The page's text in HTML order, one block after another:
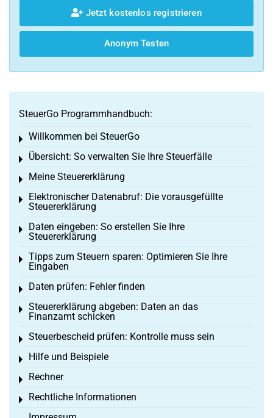
Jetzt kostenlos registrieren
Anonym Testen
SteuerGo Programmhandbuch:
Willkommen bei SteuerGo
Toggle menu
Übersicht: So verwalten Sie Ihre Steuerfälle
Toggle menu
Meine Steuererklärung
Toggle menu
Elektronischer Datenabruf: Die vorausgefüllte
Steuererklärung
Toggle menu
Daten eingeben: So erstellen Sie Ihre
Steuererklärung
Toggle menu
Tipps zum Steuern sparen: Optimieren Sie Ihre
Eingaben
Toggle menu
Daten prüfen: Fehler finden
Toggle menu
Steuererklärung abgeben: Daten an das
Finanzamt schicken
Toggle menu
Steuerbescheid prüfen: Kontrolle muss sein
Toggle menu
Hilfe und Beispiele
Toggle menu
Rechner
Toggle menu
Rechtliche Informationen
Toggle menu